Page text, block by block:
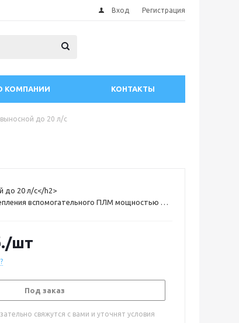
Вход Регистрация
КОМПАНИИ КОНТАКТЫ
до 20 л/с
до 20 л/с</h2>
вспомогательного ПЛМ мощностью до
сталь/пластмасса.
/шт
Под заказ
свяжутся с вами и уточнят условия